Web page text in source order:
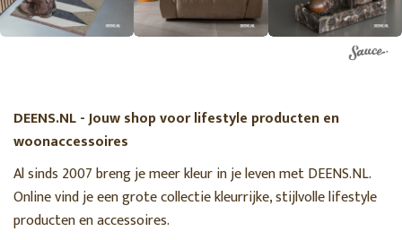
DEENS.NL - Jouw shop voor lifestyle producten en
woonaccessoires
Al sinds 2007 breng je meer kleur in je leven met DEENS.NL.
Online vind je een grote collectie kleurrijke, stijlvolle lifestyle
producten en accessoires.